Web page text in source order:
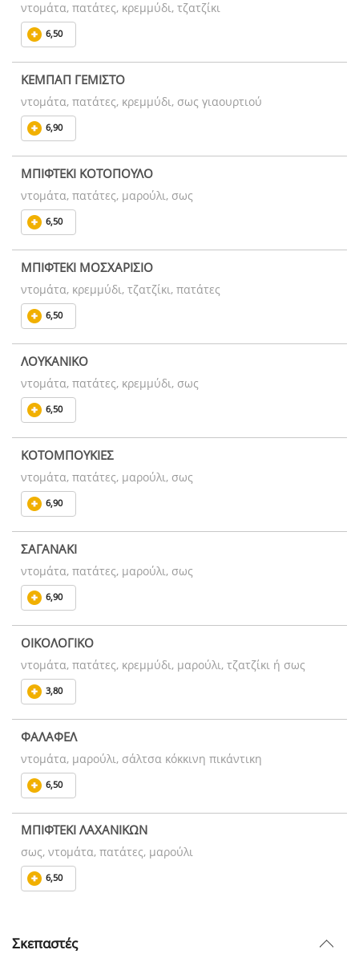
ντομάτα, πατάτες, κρεμμύδι, τζατζίκι
6,50
ΚΕΜΠΑΠ ΓΕΜΙΣΤΟ
ντομάτα, πατάτες, κρεμμύδι, σως γιαουρτιού
6,90
ΜΠΙΦΤΕΚΙ ΚΟΤΟΠΟΥΛΟ
ντομάτα, πατάτες, μαρούλι, σως
6,50
ΜΠΙΦΤΕΚΙ ΜΟΣΧΑΡΙΣΙΟ
ντομάτα, κρεμμύδι, τζατζίκι, πατάτες
6,50
ΛΟΥΚΑΝΙΚΟ
ντομάτα, πατάτες, κρεμμύδι, σως
6,50
ΚΟΤΟΜΠΟΥΚΙΕΣ
ντομάτα, πατάτες, μαρούλι, σως
6,90
ΣΑΓΑΝΑΚΙ
ντομάτα, πατάτες, μαρούλι, σως
6,90
ΟΙΚΟΛΟΓΙΚΟ
ντομάτα, πατάτες, κρεμμύδι, μαρούλι, τζατζίκι ή σως
3,80
ΦΑΛΑΦΕΛ
ντομάτα, μαρούλι, σάλτσα κόκκινη πικάντικη
6,50
ΜΠΙΦΤΕΚΙ ΛΑΧΑΝΙΚΩΝ
σως, ντομάτα, πατάτες, μαρούλι
6,50
Σκεπαστές